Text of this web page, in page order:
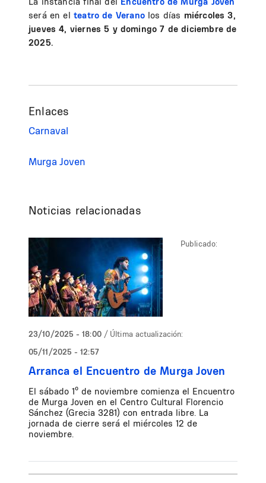
será en el teatro de Veranolos días miércoles 3,
jueves 4, viernes 5 y domingo 7 de diciembre de
2025.
Enlaces
Carnaval
Murga Joven
Noticias relacionadas
Publicado:
23/10/2025 - 18:00 / Última actualización:
05/11/2025 - 12:57
Arranca el Encuentro de Murga Joven
El sábado 1º de noviembre comienza el Encuentro
de Murga Joven en el Centro Cultural Florencio
Sánchez (Grecia 3281) con entrada libre. La
jornada de cierre será el miércoles 12 de
noviembre.